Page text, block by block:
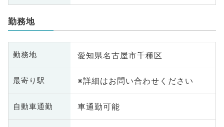
勤務地
勤務地 愛知県名古屋市千種区
最寄り駅 ※詳細はお問い合わせください
自動車通勤 車通勤可能